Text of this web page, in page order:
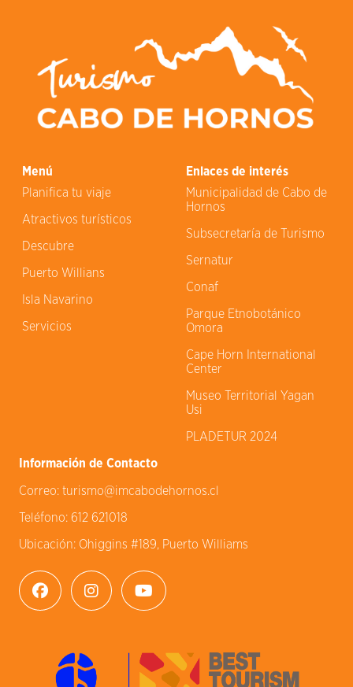
Menú
Planifica tu viaje
Atractivos turísticos
Descubre
Puerto Willians
Isla Navarino
Servicios
Enlaces de interés
Municipalidad de Cabo de
Hornos
Subsecretaría de Turismo
Sernatur
Conaf
Parque Etnobotánico
Omora
Cape Horn International
Center
Museo Territorial Yagan
Usi
PLADETUR 2024
Información de Contacto
Correo: turismo@imcabodehornos.cl
Teléfono: 612 621018
Ubicación: Ohiggins #189, Puerto Williams